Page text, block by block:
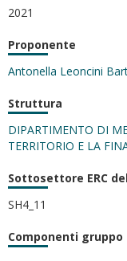
2021
Proponente
Antonella Leoncini
Struttura
DIPARTIMENTO DI
TERRITORIO E LA
Sottosettore ERC
SH4_11
Componenti gruppo